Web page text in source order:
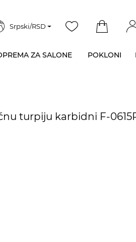
Srpski/RSD
ZA SALONE POKLONI
turpiju karbidni F-